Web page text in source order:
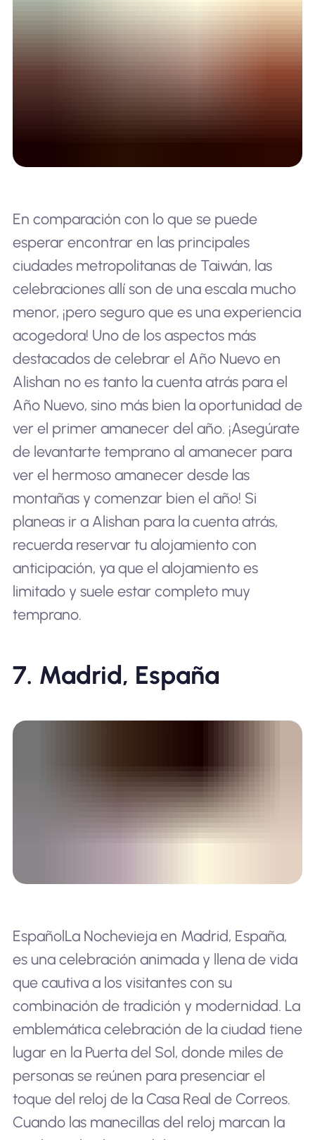
En comparación con lo que se puede
esperar encontrar en las principales
ciudades metropolitanas de Taiwán, las
celebraciones allí son de una escala mucho
menor, ¡pero seguro que es una experiencia
acogedora! Uno de los aspectos más
destacados de celebrar el Año Nuevo en
Alishan no es tanto la cuenta atrás para el
Año Nuevo, sino más bien la oportunidad de
ver el primer amanecer del año. ¡Asegúrate
de levantarte temprano al amanecer para
ver el hermoso amanecer desde las
montañas y comenzar bien el año! Si
planeas ir a Alishan para la cuenta atrás,
recuerda reservar tu alojamiento con
anticipación, ya que el alojamiento es
limitado y suele estar completo muy
temprano.
7. Madrid, España
EspañolLa Nochevieja en Madrid, España,
es una celebración animada y llena de vida
que cautiva a los visitantes con su
combinación de tradición y modernidad. La
emblemática celebración de la ciudad tiene
lugar en la Puerta del Sol, donde miles de
personas se reúnen para presenciar el
toque del reloj de la Casa Real de Correos.
Cuando las manecillas del reloj marcan la